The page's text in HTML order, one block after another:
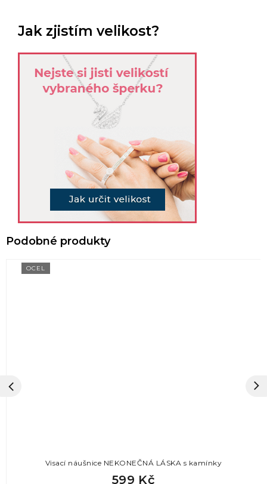
Jak zjistím velikost?
OCEL
Visací náušnice NEKONEČNÁ LÁSKA s kamínky
599 Kč